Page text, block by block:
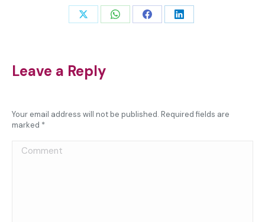
Share Share Share Share
Leave a Reply
Your email address will not be published. Required fields are
marked *
Comment